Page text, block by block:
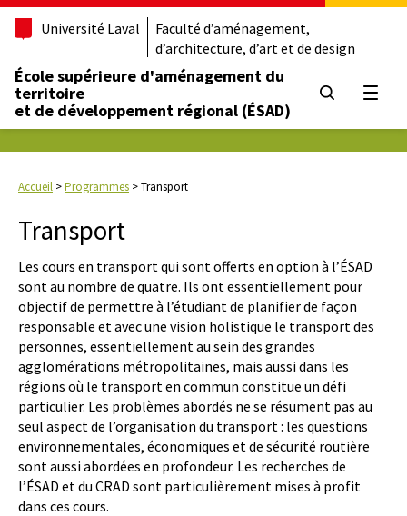
Université Laval
Faculté d’aménagement,
d’architecture, d’art et de design
École supérieure d'aménagement du
territoire
et de développement régional (ÉSAD)
Accueil >Programmes >Transport
Transport
Les cours en transport qui sont offerts en option à l’ÉSAD
sont au nombre de quatre. Ils ont essentiellement pour
objectif de permettre à l’étudiant de planifier de façon
responsable et avec une vision holistique le transport des
personnes, essentiellement au sein des grandes
agglomérations métropolitaines, mais aussi dans les
régions où le transport en commun constitue un défi
particulier. Les problèmes abordés ne se résument pas au
seul aspect de l’organisation du transport : les questions
environnementales, économiques et de sécurité routière
sont aussi abordées en profondeur. Les recherches de
l’ÉSAD et du CRAD sont particulièrement mises à profit
dans ces cours.